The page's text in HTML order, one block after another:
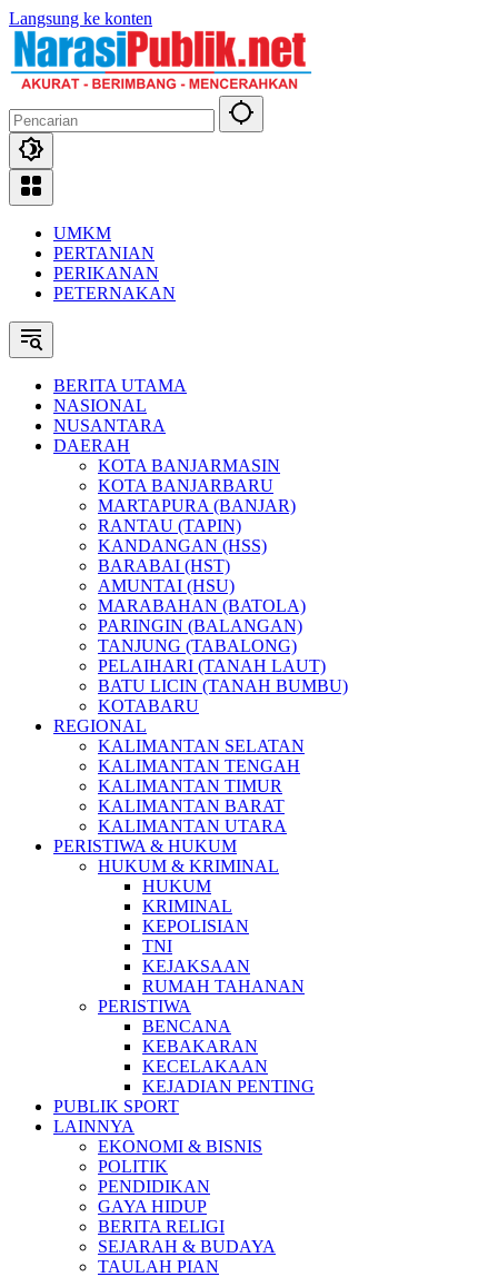
Langsung ke konten
UMKM
PERTANIAN
PERIKANAN
PETERNAKAN
BERITA UTAMA
NASIONAL
NUSANTARA
DAERAH
KOTA BANJARMASIN
KOTA BANJARBARU
MARTAPURA (BANJAR)
RANTAU (TAPIN)
KANDANGAN (HSS)
BARABAI (HST)
AMUNTAI (HSU)
MARABAHAN (BATOLA)
PARINGIN (BALANGAN)
TANJUNG (TABALONG)
PELAIHARI (TANAH LAUT)
BATU LICIN (TANAH BUMBU)
KOTABARU
REGIONAL
KALIMANTAN SELATAN
KALIMANTAN TENGAH
KALIMANTAN TIMUR
KALIMANTAN BARAT
KALIMANTAN UTARA
PERISTIWA & HUKUM
HUKUM & KRIMINAL
HUKUM
KRIMINAL
KEPOLISIAN
TNI
KEJAKSAAN
RUMAH TAHANAN
PERISTIWA
BENCANA
KEBAKARAN
KECELAKAAN
KEJADIAN PENTING
PUBLIK SPORT
LAINNYA
EKONOMI & BISNIS
POLITIK
PENDIDIKAN
GAYA HIDUP
BERITA RELIGI
SEJARAH & BUDAYA
TAULAH PIAN